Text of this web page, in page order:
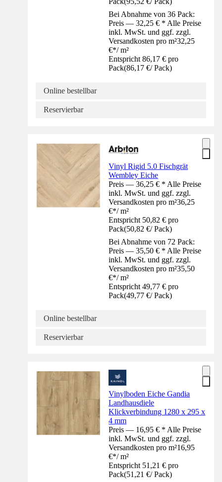
Bei Abnahme von 36 Pack:
Preis — 32,25 € * Alle Preise
inkl. MwSt. und ggf. zzgl.
Versandkosten pro m²32,25
€*/ m²
Entspricht 86,17 € pro
Pack(86,17 €/ Pack)
Online bestellbar
Reservierbar
Vinyl Rigid 5.0 Fischgrät
Wembley Eiche
Preis — 36,25 € * Alle Preise
inkl. MwSt. und ggf. zzgl.
Versandkosten pro m²36,25
€*/ m²
Entspricht 50,82 € pro
Pack(50,82 €/ Pack)
Bei Abnahme von 72 Pack:
Preis — 35,50 € * Alle Preise
inkl. MwSt. und ggf. zzgl.
Versandkosten pro m²35,50
€*/ m²
Entspricht 49,77 € pro
Pack(49,77 €/ Pack)
Online bestellbar
Reservierbar
Vinylboden Eiche Gandia
Landhausdiele
Klickverbindung 1280 x 295 x
4 mm
Preis — 16,95 € * Alle Preise
inkl. MwSt. und ggf. zzgl.
Versandkosten pro m²16,95
€*/ m²
Entspricht 51,21 € pro
Pack(51,21 €/ Pack)